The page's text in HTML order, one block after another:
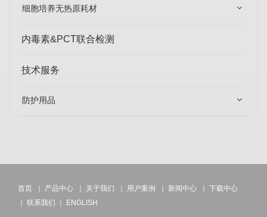
细胞培养无热原耗材
内毒素&PCT联合检测
技术服务
防护用品
首页 ｜ 产品中心 ｜ 关于我们 ｜ 用户案例 ｜ 新闻中心 ｜ 下载中心
｜ 联系我们 ｜ ENGLISH